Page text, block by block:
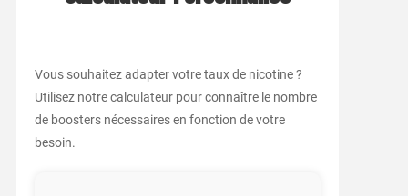
Vous souhaitez adapter votre taux de nicotine ?
Utilisez notre calculateur pour connaître le nombre
de boosters nécessaires en fonction de votre
besoin.